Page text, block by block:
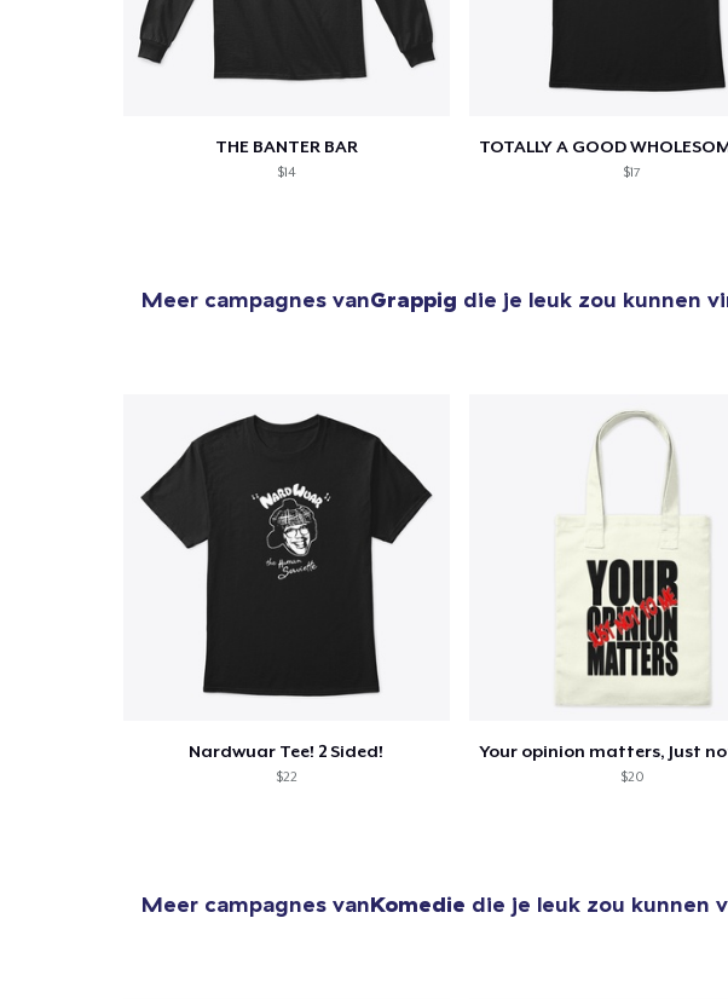
THE BANTER BAR
$14 $17
Meer campagnes vanGrappig die je leuk zou kunnen
Nardwuar Tee! 2 Sided!
$22 $20
Meer campagnes vanKomedie die je leuk zou kunnen
item aan